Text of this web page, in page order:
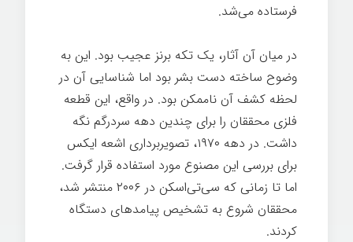
فرستاده می‌شد.
در میان آن آثار، یک تکه برنز عجیب بود. این به
وضوح ساخته دست بشر بود اما شناسایی آن در
لحظه کشف آن ناممکن بود. در واقع، این قطعه
فلزی محققان را برای چندین دهه سردرگم نگه
داشت. در دهه ۱۹۷۰، تصویربرداری اشعه ایکس
برای بررسی این مصنوع مورد استفاده قرار گرفت.
اما تا زمانی که سی‌تی‌اسکن در ۲۰۰۶ منتشر شد،
محققان شروع به تشخیص پیامدهای دستگاه
کردند.